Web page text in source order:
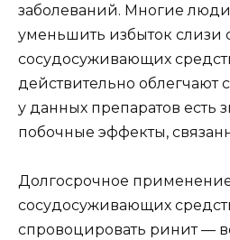
заболеваний. Многие люди
уменьшить избыток
сосудосуживающих
действительно облегчают
у данных препаратов есть
побочные эффекты,
Долгосрочное
сосудосуживающих
спровоцировать ринит —